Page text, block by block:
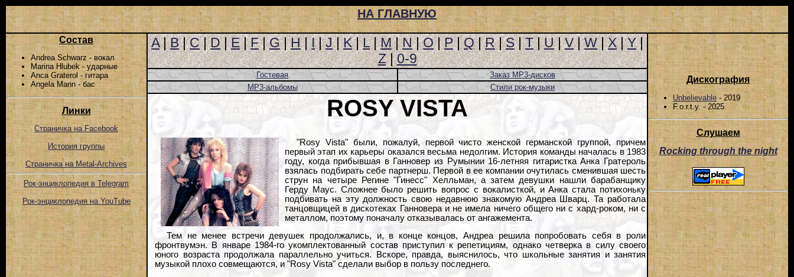
НА ГЛАВНУЮ
Состав
Andrea Schwarz - вокал
Marina Hlubek - ударные
Anca Graterol - гитара
Angela Mann - бас
Линки
Страничка на Facebook
История группы
Страничка на Metal-Archives
Рок-энциклопедия в Telegram
Рок-энциклопедия на YouTube
A|B|C|D|E|F|G|H|I|J|K|L|M|N|O|P|Q|R|S|T|U|V|W|X|Y|
Z|0-9
Дискография
Unbelievable - 2019
F.o.r.t.y. - 2025
Слушаем
Rocking through the night
Гостевая
Заказ MP3-дисков
MP3-альбомы
Стили рок-музыки
ROSY VISTA
"Rosy Vista" были, пожалуй, первой чисто женской германской группой, причем
первый этап их карьеры оказался весьма недолгим. История команды началась в 1983
году, когда прибывшая в Ганновер из Румынии 16-летняя гитаристка Анка Гратероль
взялась подбирать себе партнерш. Первой в ее компании очутилась сменившая шесть
струн на четыре Регине "Гинесс" Хелльман, а затем девушки нашли барабанщику
Герду Маус. Сложнее было решить вопрос с вокалисткой, и Анка стала потихоньку
подбивать на эту должность свою недавнюю знакомую Андреа Шварц. Та работала
танцовщицей в дискотеках Ганновера и не имела ничего общего ни с хард-роком, ни с
металлом, поэтому поначалу отказывалась от ангажемента.
Тем не менее встречи девушек продолжались, и, в конце концов, Андреа решила попробовать себя в роли
фронтвумэн. В январе 1984-го укомплектованный состав приступил к репетициям, однако четверка в силу своего
юного возраста продолжала параллельно учиться. Вскоре, правда, выяснилось, что школьные занятия и занятия
музыкой плохо совмещаются, и "Rosy Vista" сделали выбор в пользу последнего.